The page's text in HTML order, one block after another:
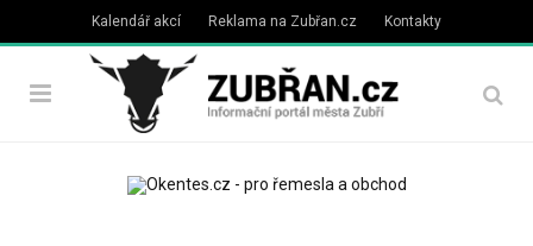
Kalendář akcí Reklama na Zubřan.cz Kontakty